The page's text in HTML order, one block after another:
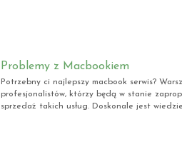
Problemy z Macbookiem
Potrzebny ci najlepszy macbook serwis?
profesjonalistów, którzy będą w stanie
sprzedaż takich usług. Doskonale jest